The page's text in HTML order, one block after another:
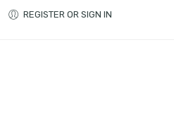
REGISTER OR SIGN IN